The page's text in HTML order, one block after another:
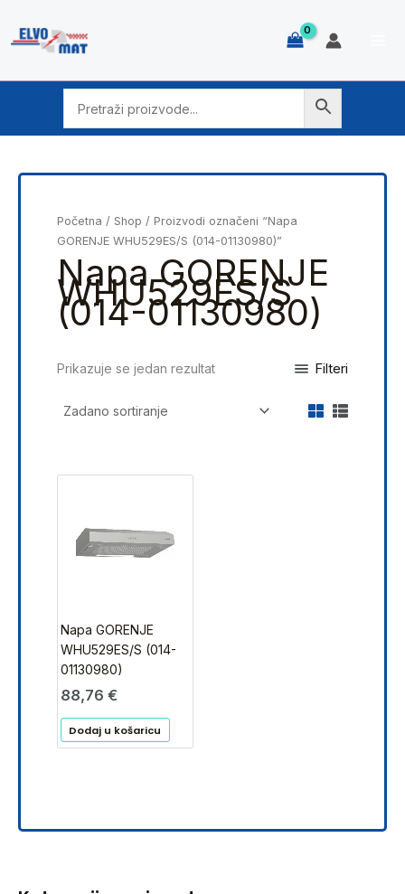
content
Početna / Shop / Proizvodi označeni “Napa
GORENJE WHU529ES/S (014-01130980)”
Napa GORENJE
WHU529ES/S
(014-01130980)
Prikazuje se jedan rezultat Filteri
Napa GORENJE
WHU529ES/S (014-
01130980)
88,76 €
Dodaj u košaricu